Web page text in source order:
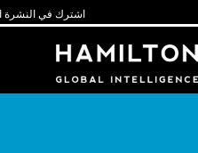
اشترك في النشرة